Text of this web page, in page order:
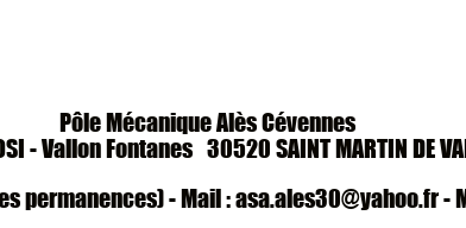
Pôle Mécanique Alès Cévennes
- Vallon Fontanes30520 SAINT MARTIN DE
- Mail :asa.ales30@yahoo.fr -